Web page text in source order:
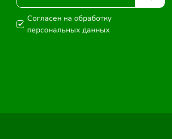
Согласен на обработку
персональных данных